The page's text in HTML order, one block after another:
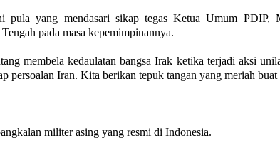
pula yang mendasari sikap tegas Ketua Umum PDIP,
pada masa kepemimpinannya.
membela kedaulatan bangsa Irak ketika terjadi aksi
persoalan Iran. Kita berikan tepuk tangan yang meriah
militer asing yang resmi di Indonesia.